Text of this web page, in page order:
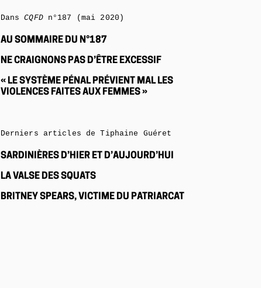
DansCQFDn°187 (mai 2020)
AU SOMMAIRE DU N°187
NE CRAIGNONS PAS D’ÊTRE EXCESSIF
« LE SYSTÈME PÉNAL PRÉVIENT MAL LES
VIOLENCES FAITES AUX FEMMES »
Derniers articles de Tiphaine Guéret
SARDINIÈRES D’HIER ET D’AUJOURD’HUI
LA VALSE DES SQUATS
BRITNEY SPEARS, VICTIME DU PATRIARCAT